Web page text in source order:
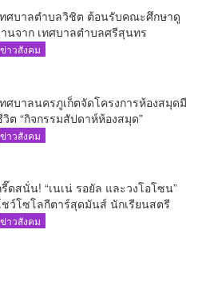
ทศบาลตำบลวิชิต ต้อนรับคณะศึกษาดู
านจาก เทศบาลตำบลศรีสุนทร
ข่าวสังคม
ทศบาลนครภูเก็ตจัดโครงการห้องสมุดมี
ต “กิจกรรมสัปดาห์ห้องสมุด”
ข่าวสังคม
ดสนั่น! “เนเน่ รอยัล และวงโอโซน”
ว์โซโลกีตาร์สุดมันส์ นักเรียนสตรี
ภูเก็ตนั่งไม่ติด ทั้งเต้น-ร้อง
ข่าวสังคม